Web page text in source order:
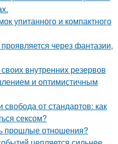
упитанного и компактного
через фантазии,
внутренних резервов
и оптимистичным
от стандартов: как
сексом?
прошлые отношения?